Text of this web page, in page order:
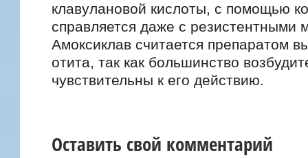
клавулановой кислоты, с помощью
справляется даже с резистентными
Амоксиклав считается препаратом
отита, так как большинство
чувствительны к его действию.
Оставить свой комментарий